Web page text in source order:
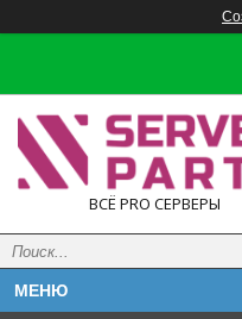
ВСЁ PRO СЕРВЕРЫ